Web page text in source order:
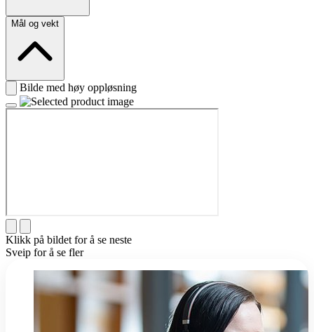
Mål og vekt
Bilde med høy oppløsning
Klikk på bildet for å se neste
Sveip for å se fler